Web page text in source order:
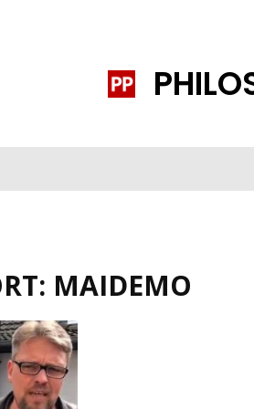
MAIDEMO